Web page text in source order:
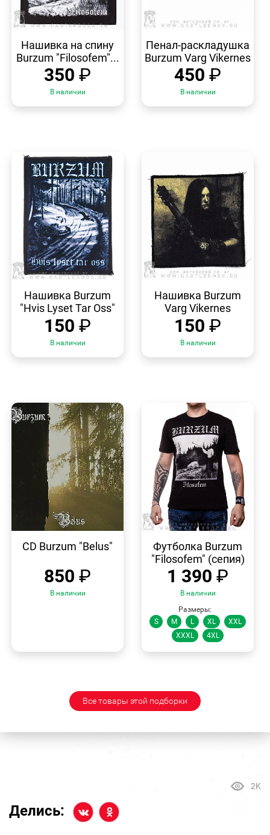
Нашивка на спину
Burzum "Filosofem"...
350 ₽
В наличии
Пенал-раскладушка
Burzum Varg Vikernes
450 ₽
В наличии
ПРОСМОТР
Нашивка Burzum
"Hvis Lyset Tar Oss"
150 ₽
В наличии
ПРОСМОТР
Нашивка Burzum
Varg Vikernes
150 ₽
В наличии
ПРОСМОТР
CD Burzum "Belus"
850 ₽
В наличии
ПРОСМОТР
Футболка Burzum
"Filosofem" (сепия)
1 390 ₽
В наличии
Размеры:
S
M L XL
XXL
XXXL
4XL
Все товары этой подборки
2K
Делись: